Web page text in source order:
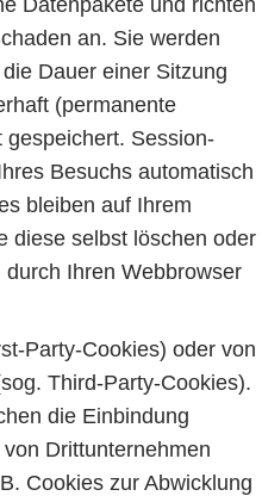
Datenpakete und richten
an. Sie werden
Dauer einer Sitzung
(permanente
gespeichert. Session-
Besuchs automatisch
bleiben auf Ihrem
diese selbst löschen oder
Ihren Webbrowser
Party-Cookies) oder von
Third-Party-Cookies).
die Einbindung
Drittunternehmen
Cookies zur Abwicklung